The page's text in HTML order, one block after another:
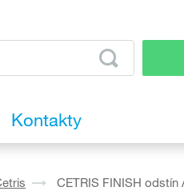
Kontakty
CETRIS FINISH odstín